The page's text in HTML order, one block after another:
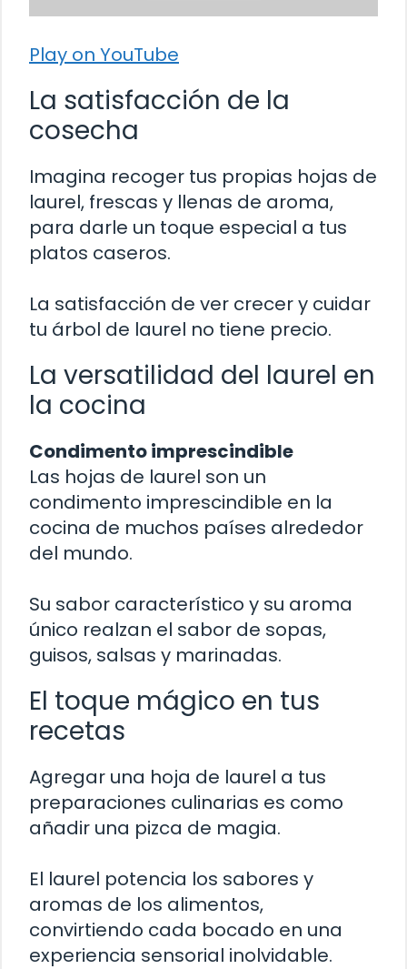
Play on YouTube
La satisfacción de la
cosecha
Imagina recoger tus propias hojas de
laurel, frescas y llenas de aroma,
para darle un toque especial a tus
platos caseros.
La satisfacción de ver crecer y cuidar
tu árbol de laurel no tiene precio.
La versatilidad del laurel en
la cocina
Condimento imprescindible
Las hojas de laurel son un
condimento imprescindible en la
cocina de muchos países alrededor
del mundo.
Su sabor característico y su aroma
único realzan el sabor de sopas,
guisos, salsas y marinadas.
El toque mágico en tus
recetas
Agregar una hoja de laurel a tus
preparaciones culinarias es como
añadir una pizca de magia.
El laurel potencia los sabores y
aromas de los alimentos,
convirtiendo cada bocado en una
experiencia sensorial inolvidable.